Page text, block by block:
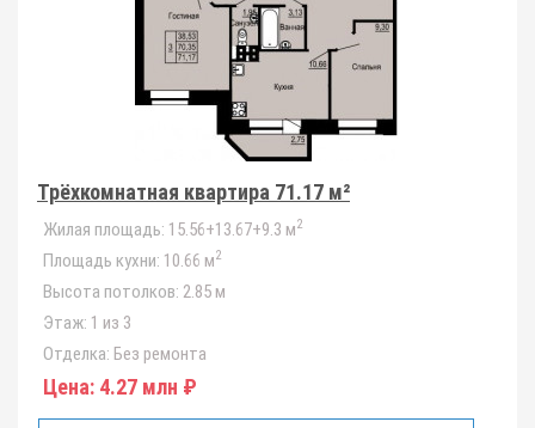
Трёхкомнатная квартира 71.17 м²
Жилая площадь: 15.56+13.67+9.3 м2
Площадь кухни: 10.66 м2
Высота потолков: 2.85 м
Этаж: 1 из 3
Отделка: Без ремонта
Цена: 4.27 млн ₽